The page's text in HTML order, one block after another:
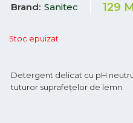
Brand Sanitec 129
Stoc epuizat
Detergent delicat cu pH
tuturor suprafeţelor de lemn.